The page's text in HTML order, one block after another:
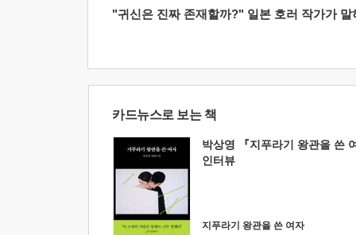
"귀신은 진짜 존재할까?" 일본 호러 작가가
카드뉴스로 보는 책
박상영 『지푸라기 왕관을 쓴
인터뷰
지푸라기 왕관을 쓴 여자